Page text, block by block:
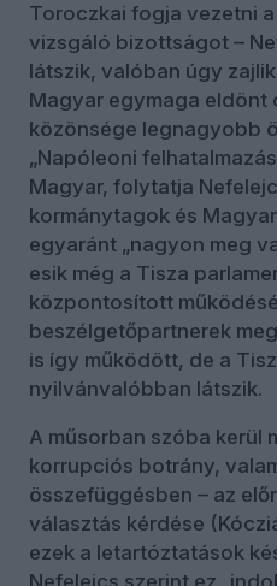
Toroczkai fogja vezetni
vizsgáló bizottságot –
látszik, valóban úgy
Magyar egymaga eldönt
közönsége legnagyobb
„Napóleoni
Magyar, folytatja
kormánytagok és
egyaránt „nagyon meg
esik még a Tisza
központosított
beszélgetőpartnerek
is így működött, de a
nyilvánvalóbban látszik.
A műsorban szóba kerül
korrupciós botrány,
összefüggésben – az
választás kérdése
ezek a letartóztatások
Nefelejcs szerint ez